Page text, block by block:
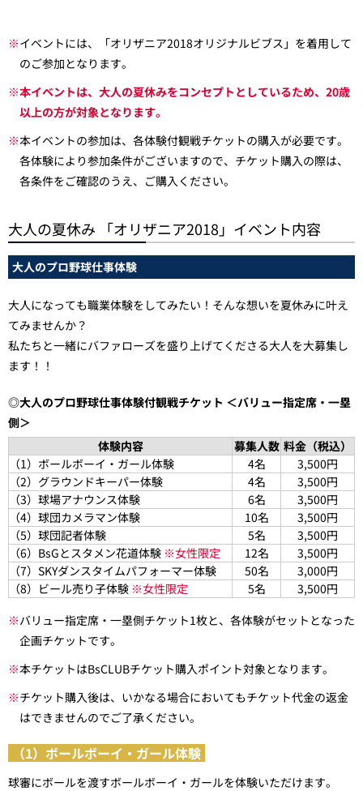
※イベントには、「オリザニア2018オリジナルビブス」を着用して
のご参加となります。
※本イベントは、大人の夏休みをコンセプトとしているため、20歳
以上の方が対象となります。
※本イベントの参加は、各体験付観戦チケットの購入が必要です。
各体験により参加条件がございますので、チケット購入の際は、
各条件をご確認のうえ、ご購入ください。
大人の夏休み 「オリザニア2018」イベント内容
大人のプロ野球仕事体験
大人になっても職業体験をしてみたい！そんな想いを夏休みに叶え
てみませんか？
私たちと一緒にバファローズを盛り上げてくださる大人を大募集し
ます！！
◎大人のプロ野球仕事体験付観戦チケット ＜バリュー指定席・一塁
側＞
体験内容
募集人数 料金（税込）
（1）ボールボーイ・ガール体験
4名
3,500円
（2）グラウンドキーパー体験
4名
3,500円
（3）球場アナウンス体験
6名
3,500円
（4）球団カメラマン体験
10名
3,500円
（5）球団記者体験
5名
3,500円
（6）BsGとスタメン花道体験 ※女性限定 12名
3,500円
（7）SKYダンスタイムパフォーマー体験
50名
3,000円
（8）ビール売り子体験 ※女性限定 5名
3,500円
※バリュー指定席・一塁側チケット1枚と、各体験がセットとなった
企画チケットです。
※本チケットはBsCLUBチケット購入ポイント対象となります。
※チケット購入後は、いかなる場合においてもチケット代金の返金
はできませんのでご了承ください。
（1）ボールボーイ・ガール体験
球審にボールを渡すボールボーイ・ガールを体験いただけます。